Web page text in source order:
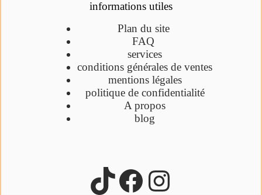
informations utiles
Plan du site
FAQ
services
conditions générales de ventes
mentions légales
politique de confidentialité
A propos
blog